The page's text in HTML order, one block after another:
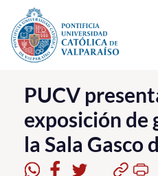
Click acá para ir directamente al
La Universidad
Investigación, Creación e
PUCV Internacional
Vinculación con el Medio
PUCV
exposición de
la Sala Gasco